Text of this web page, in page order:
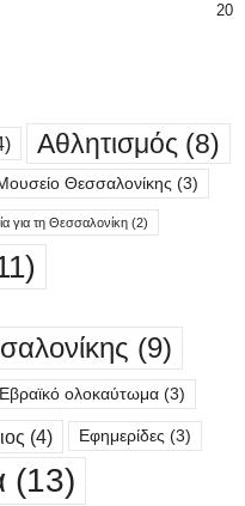
20
Αθλητισμός (8)
Θεσσαλονίκης (3)
για τη Θεσσαλονίκη (2)
(9)
Εβραϊκό ολοκαύτωμα (3)
(4) Εφημερίδες (3)
(13)